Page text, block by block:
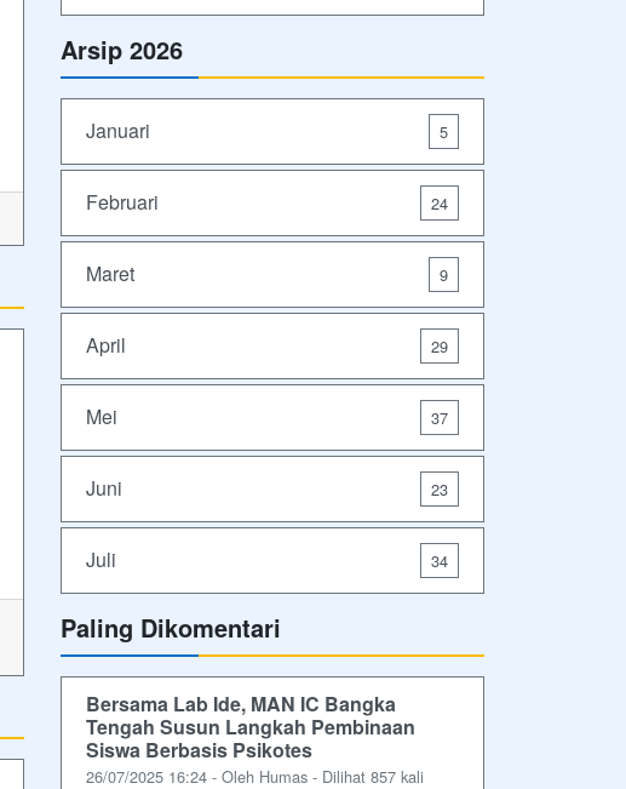
Arsip 2026
Januari 5
Februari 24
Maret 9
April 29
Mei 37
Juni 23
Juli 34
Paling Dikomentari
Bersama Lab Ide, MAN IC Bangka
Tengah Susun Langkah Pembinaan
Siswa Berbasis Psikotes
26/07/2025 16:24 - Oleh Humas - Dilihat 857 kali